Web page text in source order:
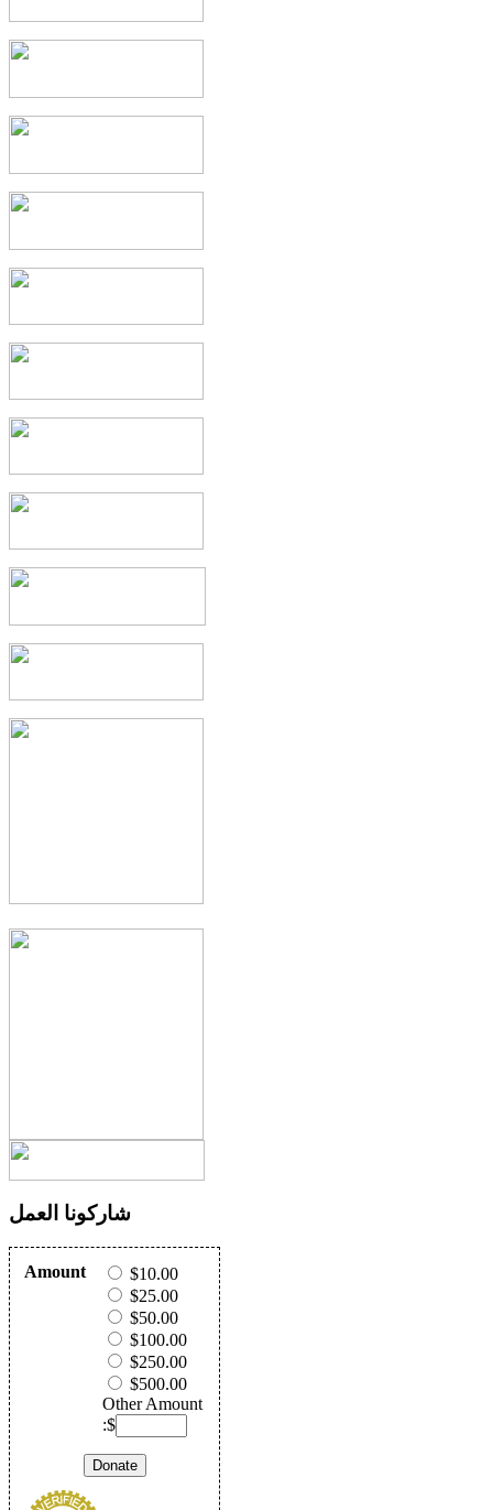
شاركونا العمل
Amount
$10.00
$25.00
$50.00
$100.00
$250.00
$500.00
Other Amount
:$